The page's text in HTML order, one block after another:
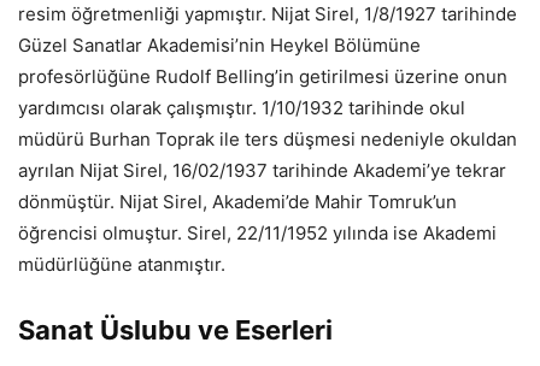
resim öğretmenliği yapmıştır. Nijat Sirel, 1/8/1927 tarihinde
Güzel Sanatlar Akademisi’nin Heykel Bölümüne
profesörlüğüne Rudolf Belling’in getirilmesi üzerine onun
yardımcısı olarak çalışmıştır. 1/10/1932 tarihinde okul
müdürü Burhan Toprak ile ters düşmesi nedeniyle okuldan
ayrılan Nijat Sirel, 16/02/1937 tarihinde Akademi’ye tekrar
dönmüştür. Nijat Sirel, Akademi’de Mahir Tomruk’un
öğrencisi olmuştur. Sirel, 22/11/1952 yılında ise Akademi
müdürlüğüne atanmıştır.
Sanat Üslubu ve Eserleri